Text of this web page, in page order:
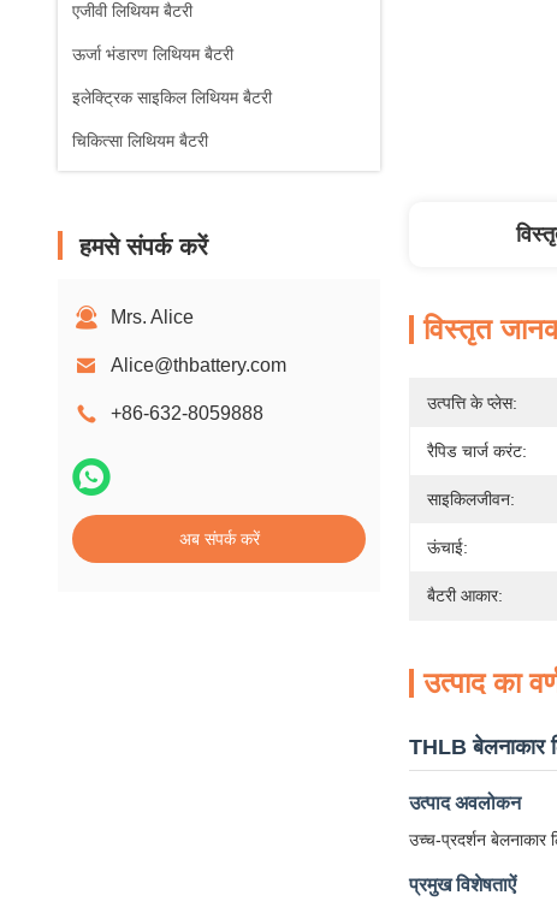
एजीवी लिथियम बैटरी
ऊर्जा भंडारण लिथियम बैटरी
इलेक्ट्रिक साइकिल लिथियम बैटरी
चिकित्सा लिथियम बैटरी
हमसे संपर्क करें
Mrs. Alice
Alice@thbattery.com
+86-632-8059888
अब संपर्क करें
विस्तृत
उत्पत्ति के प्लेस:
रैपिड चार्ज करंट:
साइकिलजीवन:
ऊंचाई:
बैटरी आकार:
उत्पाद का
THLB बेलनाकार
उत्पाद अवलोकन
उच्च-प्रदर्शन बेलनाकार
प्रमुख विशेषताऐं